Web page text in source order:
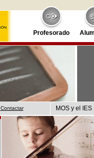
Profesorado
Contactar MOS y el IES